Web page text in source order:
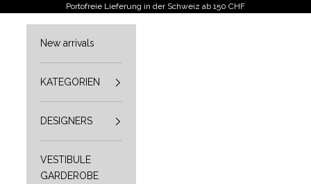
Zum Inhalt springenPortofreie Lieferung in der Schweiz ab 150 CHF
New arrivals
KATEGORIEN
DESIGNERS
VESTIBULE
GARDEROBE